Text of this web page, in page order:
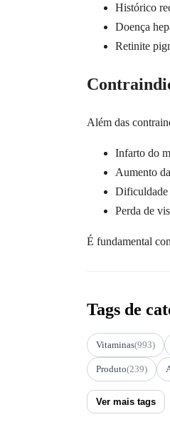
Histórico
Doença
Retinite
Além das
Infarto do
Aumento
Dificuldade
Perda de
É fundamental
Tags de
Vitaminas(993)
Produto(239)
Ver mais tags